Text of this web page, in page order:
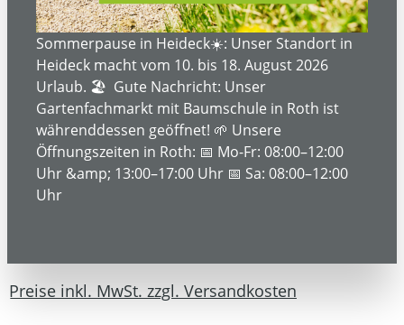
Preise inkl. MwSt. zzgl. Versandkosten
Sommerpause in Heideck☀️: Unser Standort in
Heideck macht vom 10. bis 18. August 2026
Urlaub. 🏖️ Gute Nachricht: Unser
Gartenfachmarkt mit Baumschule in Roth ist
währenddessen geöffnet! 🌱 Unsere
Öffnungszeiten in Roth: 📅 Mo-Fr: 08:00–12:00
Uhr &amp; 13:00–17:00 Uhr 📅 Sa: 08:00–12:00
Uhr